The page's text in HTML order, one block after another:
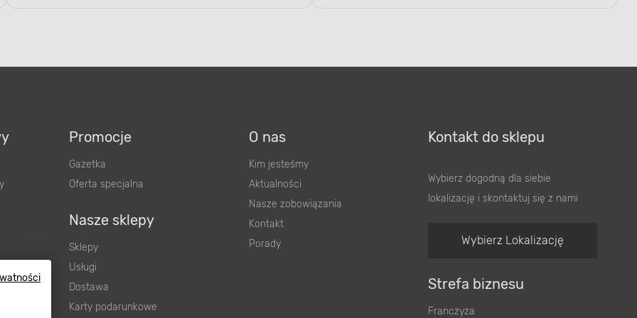
Promocje
Gazetka
Oferta specjalna
Nasze sklepy
Sklepy
Usługi
Dostawa
Karty podarunkowe
O nas
Kim jesteśmy
Aktualności
Nasze zobowiązania
Kontakt
Porady
Kontakt do sklepu
Wybierz dogodną dla siebie
lokalizację i skontaktuj się z nami
Wybierz Lokalizację
Strefa biznesu
Franczyza